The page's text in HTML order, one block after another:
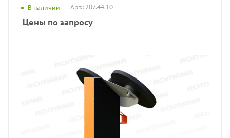
В наличии Арт.: 207.44.10
Цены по запросу